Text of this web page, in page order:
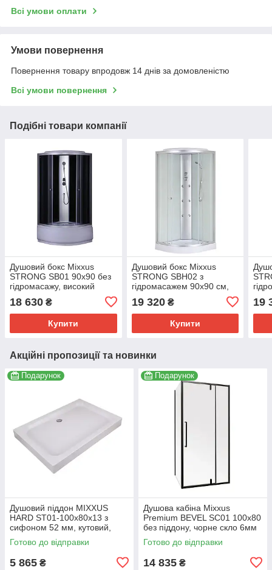
Всі умови оплати
Умови повернення
Повернення товару впродовж 14 днів за домовленістю
Всі умови повернення
Подібні товари компанії
Душовий бокс Mixxus
STRONG SB01 90x90 без
гідромасажу, високий
18 630 ₴
Купити
Душовий бокс Mixxus
STRONG SBH02 з
гідромасажем 90x90 см,
низький піддон (MI6890)
19 320₴
Купити
душ
19
Акційні пропозиції та новинки
Подарунок
Душовий піддон MIXXUS
HARD ST01-100x80x13 з
сифоном 52 мм, кутовий,
білий, антиковзкий (MI6918)
Готово до відправки
5 865 ₴
Подарунок
Душова кабіна Mixxus
Premium BEVEL SC01 100x80
без піддону, чорне скло 6мм
(MI6870)
Готово до відправки
14 835 ₴